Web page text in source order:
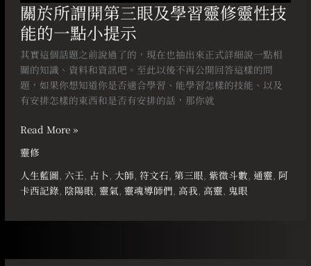
關於所謂開第三眼及學習靈修靈性技
能的一點小提示
其實這個話題之前說過了的，現在也抽出來正式詳細說一點相
關的知識、資料和資訊吧。至此以後不再公開回答這樣的問
題，如果你想知道你是否適合學習、能學習怎樣的技能、以及
有安排怎樣的東西和是否有安排的話，那你就
點
小
提
示
Read More »
靈修
人生藍圖, 六壬, 占卜, 大師,符文石,第三眼,紫微斗數, 通靈, 阿
卡西記錄, 陰陽眼,靈氣,靈魂導師們, 高我, 高靈, 鬼眼